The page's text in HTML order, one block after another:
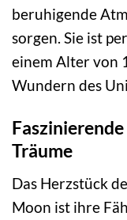
beruhigende
sorgen. Sie ist
einem Alter von
Wundern des
Träume
Das Herzstück
Moon ist ihre